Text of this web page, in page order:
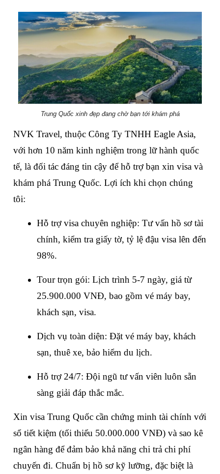
Trung Quốc xinh đẹp đang chờ bạn tới khám phá
NVK Travel, thuộc Công Ty TNHH Eagle Asia,
với hơn 10 năm kinh nghiệm trong lữ hành quốc
tế, là đối tác đáng tin cậy để hỗ trợ bạn xin visa và
khám phá Trung Quốc. Lợi ích khi chọn chúng
tôi:
Hỗ trợ visa chuyên nghiệp: Tư vấn hồ sơ tài
chính, kiểm tra giấy tờ, tỷ lệ đậu visa lên đến
98%.
Tour trọn gói: Lịch trình 5-7 ngày, giá từ
25.900.000 VNĐ, bao gồm vé máy bay,
khách sạn, visa.
Dịch vụ toàn diện: Đặt vé máy bay, khách
sạn, thuê xe, bảo hiểm du lịch.
Hỗ trợ 24/7: Đội ngũ tư vấn viên luôn sẵn
sàng giải đáp thắc mắc.
Xin visa Trung Quốc cần chứng minh tài chính với
sổ tiết kiệm (tối thiểu 50.000.000 VNĐ) và sao kê
ngân hàng để đảm bảo khả năng chi trả chi phí
chuyến đi. Chuẩn bị hồ sơ kỹ lưỡng, đặc biệt là